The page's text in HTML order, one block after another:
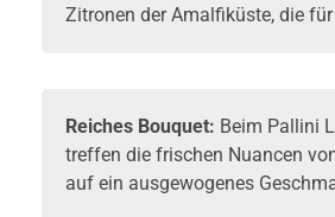
Zitronen der Amalfiküste, die
Reiches Bouquet: Beim Pallini
treffen die frischen Nuancen
auf ein ausgewogenes